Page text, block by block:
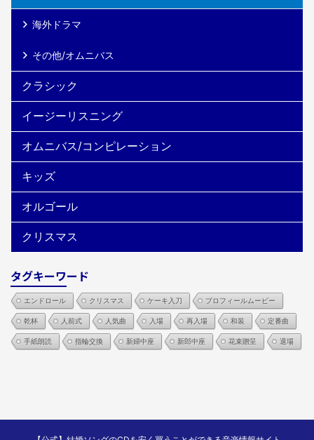
海外ドラマ
その他/オムニバス
クラシック
イージーリスニング
オムニバス/コンピレーション
キッズ
オルゴール
クリスマス
タグキーワード
エンドロール クリスマス ケーキ入刀 プロフィールムービー
乾杯 人前式 人気曲 入場 再入場 和装 定番曲
手紙朗読 指輪交換 新婦中座 新郎中座 花束贈呈 退場